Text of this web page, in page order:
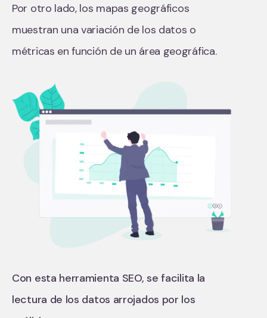
Por otro lado, los mapas geográficos
muestran una variación de los datos o
métricas en función de un área geográfica.
Con esta herramienta SEO, se facilita la
lectura de los datos arrojados por los